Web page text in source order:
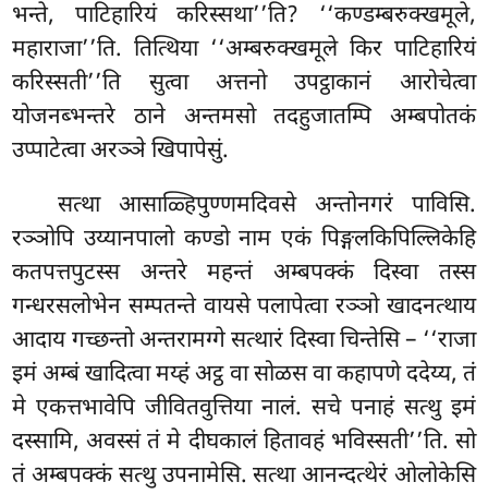
भन्ते, पाटिहारियं करिस्सथा’’ति? ‘‘कण्डम्बरुक्खमूले,
महाराजा’’ति. तित्थिया ‘‘अम्बरुक्खमूले किर पाटिहारियं
करिस्सती’’ति सुत्वा अत्तनो उपट्ठाकानं आरोचेत्वा
योजनब्भन्तरे ठाने अन्तमसो तदहुजातम्पि अम्बपोतकं
उप्पाटेत्वा अरञ्ञे खिपापेसुं.
सत्था आसाळ्हिपुण्णमदिवसे अन्तोनगरं पाविसि.
रञ्ञोपि उय्यानपालो कण्डो नाम एकं पिङ्गलकिपिल्लिकेहि
कतपत्तपुटस्स अन्तरे महन्तं अम्बपक्कं दिस्वा तस्स
गन्धरसलोभेन सम्पतन्ते वायसे पलापेत्वा रञ्ञो खादनत्थाय
आदाय गच्छन्तो अन्तरामग्गे सत्थारं दिस्वा चिन्तेसि – ‘‘राजा
इमं अम्बं खादित्वा मय्हं अट्ठ वा सोळस वा कहापणे ददेय्य, तं
मे एकत्तभावेपिजीवितवुत्तिया नालं. सचे पनाहं सत्थु इमं
दस्सामि, अवस्सं तं मे दीघकालं हितावहं भविस्सती’’ति. सो
तं अम्बपक्कं सत्थु उपनामेसि. सत्था आनन्दत्थेरं ओलोकेसि